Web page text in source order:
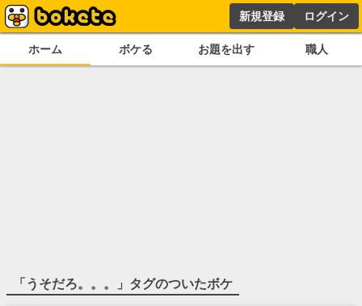
新規登録 ログイン
ホーム ボケる お題を出す 職人
「うそだろ。。。 」タグのついたボケ